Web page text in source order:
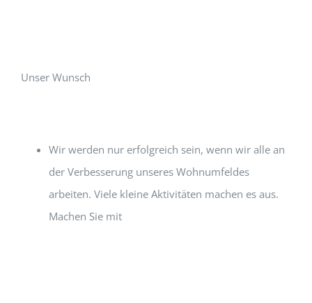
Unser Wunsch
Wir werden nur erfolgreich sein, wenn wir alle an
der Verbesserung unseres Wohnumfeldes
arbeiten. Viele kleine Aktivitäten machen es aus.
Machen Sie mit